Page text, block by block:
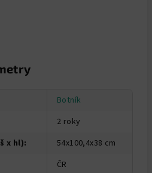
Botník
2 roky
x hl):
54x100,4x38 cm
ČR